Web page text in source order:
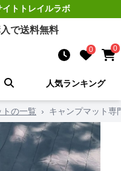
ト トレイルラボ
で送料無料
0 0
人気ランキング
トの一覧 › キャンプマット専